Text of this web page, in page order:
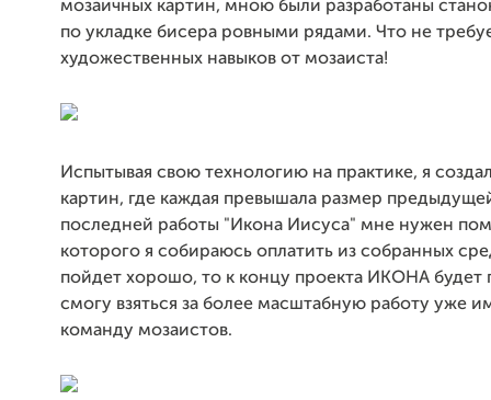
мозаичных картин, мною были разработаны
по укладке бисера ровными рядами. Что не
художественных навыков от мозаиста!
Испытывая свою технологию на практике, я
картин, где каждая превышала размер
последней работы "Икона Иисуса" мне нужен
которого я собираюсь оплатить из собранных
пойдет хорошо, то к концу проекта ИКОНА будет
смогу взяться за более масштабную работу уже
команду мозаистов.